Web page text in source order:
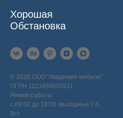
Хорошая
Обстановка
© 2026 ООО "Академия мебели"
ОГРН 1123459005911
Режим работы:
с 09:00 до 18:00 (выходные Сб,
Вс)